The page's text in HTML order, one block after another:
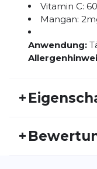
Vitamin C:
Mangan:
Anwendung:
+
Geschlecht:
+